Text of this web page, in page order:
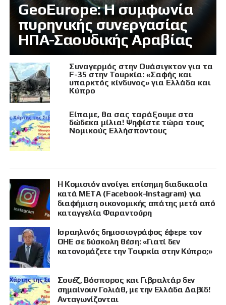
GeoEurope: Η συμφωνία
πυρηνικής συνεργασίας
ΗΠΑ-Σαουδικής Αραβίας
Συναγερμός στην Ουάσιγκτον για τα
F-35 στην Τουρκία: «Σαφής και
υπαρκτός κίνδυνος» για Ελλάδα και
Κύπρο
Είπαμε, θα σας ταράξουμε στα
δώδεκα μίλια! Ψηφίστε τώρα τους
Νομικούς Ελλήσποντους
Η Κομισιόν ανοίγει επίσημη διαδικασία
κατά META (Facebook-Instagram) για
διαφήμιση οικονομικής απάτης μετά από
καταγγελία Φαραντούρη
Ισραηλινός δημοσιογράφος έφερε τον
ΟΗΕ σε δύσκολη θέση: «Γιατί δεν
κατονομάζετε την Τουρκία στην Κύπρο;»
Σουέζ, Βόσπορος και Γιβραλτάρ δεν
σημαίνουν Γολιάθ, με την Ελλάδα Δαβίδ!
Ανταγωνίζονται